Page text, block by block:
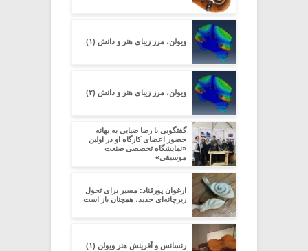
ویولن، مرز زیبای هنر و دانش (۱)
ویولن، مرز زیبای هنر و دانش (۲)
گفتگویی با رضا ضیایی به بهانه
حضور اعضای کارگاه او در اولین
«نمایشگاه تخصصی صنعت
موسیقی»
ارغوان پورقناد: مسیر برای تحول
زیرچانه‌ای جدید، همچنان باز است
رنسانس و آفرینش هنر ویولن (۱)